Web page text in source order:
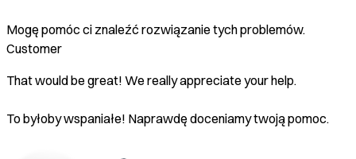
Mogę pomóc ci znaleźć rozwiązanie tych problemów.
Customer
That would be great! We really appreciate your help.
To byłoby wspaniałe! Naprawdę doceniamy twoją pomoc.